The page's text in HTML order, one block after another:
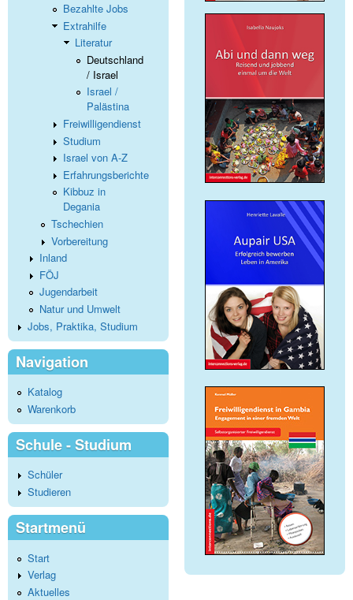
Bezahlte Jobs
Extrahilfe
Literatur
Deutschland
/ Israel
Israel /
Palästina
Freiwilligendienst
Studium
Israel von A-Z
Erfahrungsberichte
Kibbuz in
Degania
Tschechien
Vorbereitung
Inland
FÖJ
Jugendarbeit
Natur und Umwelt
Jobs, Praktika, Studium
Navigation
Katalog
Warenkorb
Schule - Studium
Schüler
Studieren
Startmenü
Start
Verlag
Aktuelles